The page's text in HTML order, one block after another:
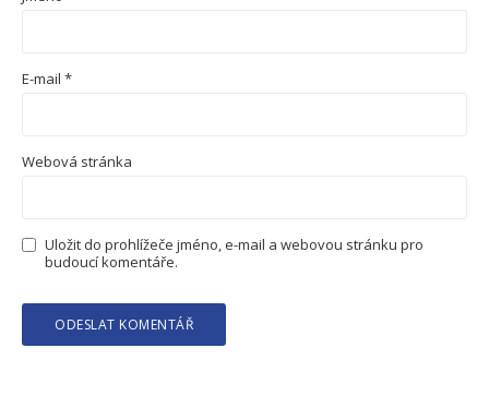
E-mail *
Webová stránka
Uložit do prohlížeče jméno, e-mail a webovou stránku pro
budoucí komentáře.